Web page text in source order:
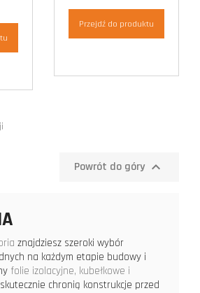
Przejdź do produktu
Powrót do góry 
znajdziesz szeroki wybór
na każdym etapie budowy i
folie izolacyjne, kubełkowe i
chronią konstrukcje przed